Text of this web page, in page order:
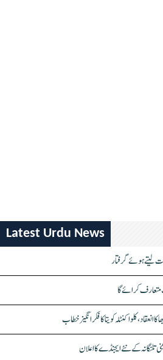
Latest Urdu News
متعارف کرائے گا
کلواکنٹلہ کویتا کا فکر انگیز خطاب
تلنگانہ کے نئے ایجنڈے کا اعلان